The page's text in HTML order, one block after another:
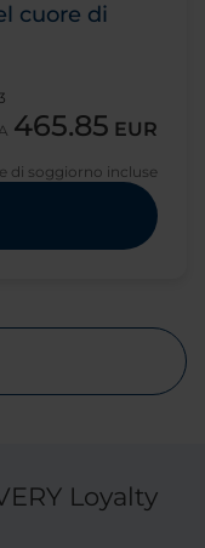
cuore di
465.85 EUR
di soggiorno incluse
Loyalty